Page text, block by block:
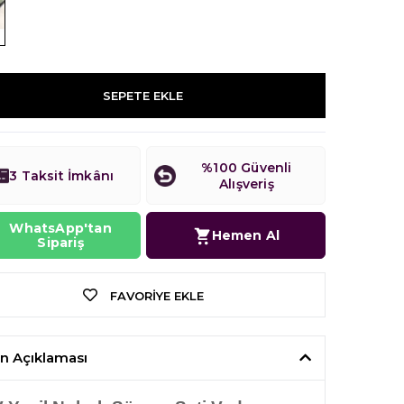
SEPETE EKLE
3 Taksit İmkânı
%100 Güvenli
Alışveriş
WhatsApp'tan
Sipariş
Hemen Al
FAVORIYE EKLE
Açıklaması